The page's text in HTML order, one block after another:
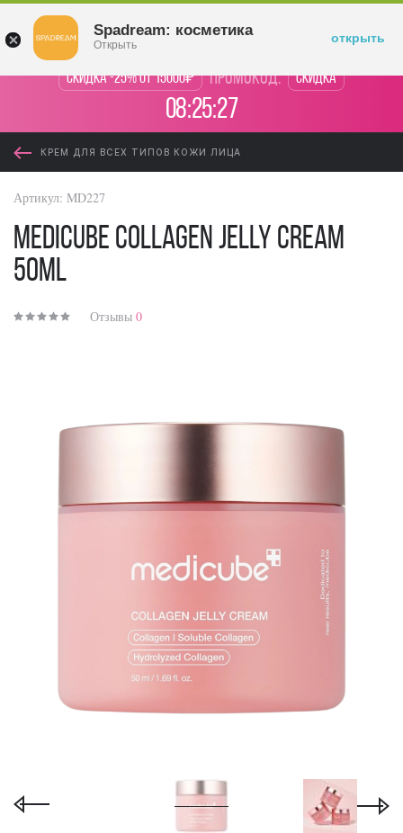
Скидка -25% от 15000₽ промокод: Скидка
08:25:27
КРЕМ ДЛЯ ВСЕХ ТИПОВ КОЖИ ЛИЦА
Артикул: MD227
Medicube Collagen Jelly Cream
50ml
Отзывы 0
Spadream: косметика
Открыть открыть